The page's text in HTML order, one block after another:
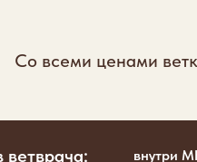
Со всеми ценами
ветврача: внутри